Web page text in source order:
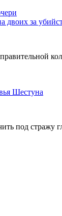
за
Шестуна
под стражу